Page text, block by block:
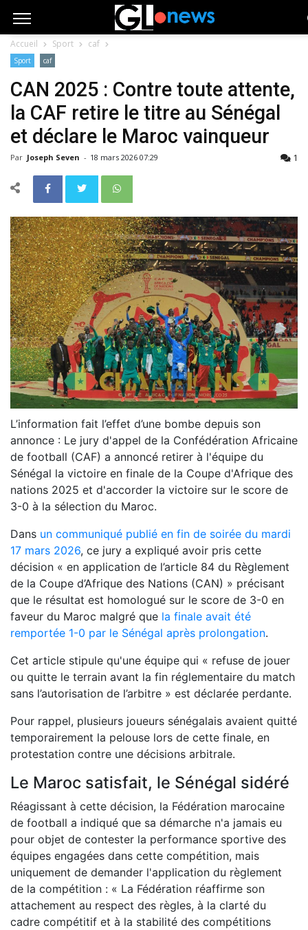
Accueil Sport caf
Sport caf
CAN 2025 : Contre toute attente,
la CAF retire le titre au Sénégal
et déclare le Maroc vainqueur
Par Joseph Seven - 18 mars 2026 07:29 1
L’information fait l’effet d’une bombe depuis son
annonce : Le jury d'appel de la Confédération Africaine
de football (CAF) a annoncé retirer à l'équipe du
Sénégal la victoire en finale de la Coupe d'Afrique des
nations 2025 et d'accorder la victoire sur le score de
3-0 à la sélection du Maroc.
Dans un communiqué publié en fin de soirée du mardi
17 mars 2026, ce jury a expliqué avoir pris cette
décision « en application de l’article 84 du Règlement
de la Coupe d’Afrique des Nations (CAN) » précisant
que le résultat est homologué sur le score de 3-0 en
faveur du Maroc malgré que la finale avait été
remportée 1-0 par le Sénégal après prolongation.
Cet article stipule qu'une équipe qui « refuse de jouer
ou quitte le terrain avant la fin réglementaire du match
sans l’autorisation de l’arbitre » est déclarée perdante.
Pour rappel, plusieurs joueurs sénégalais avaient quitté
temporairement la pelouse lors de cette finale, en
protestation contre une décisions arbitrale.
Le Maroc satisfait, le Sénégal sidéré
Réagissant à cette décision, la Fédération marocaine
de football a indiqué que sa démarche n'a jamais eu
pour objet de contester la performance sportive des
équipes engagées dans cette compétition, mais
uniquement de demander l'application du règlement
de la compétition : « La Fédération réaffirme son
attachement au respect des règles, à la clarté du
cadre compétitif et à la stabilité des compétitions